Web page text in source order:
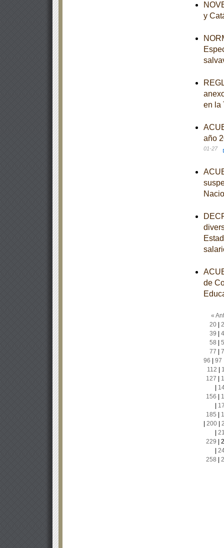
y
en la
año
01-27
de
«
20|
39
58
77
96
97
112
127
156
185
200|
229
258